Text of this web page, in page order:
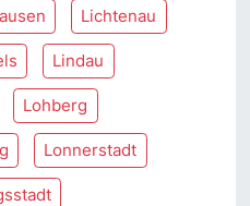
Lichtenau
Lindau
Lohberg
Lonnerstadt